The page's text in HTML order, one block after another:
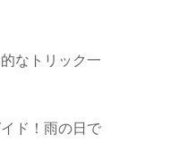
なトリック一
ド！雨の日で